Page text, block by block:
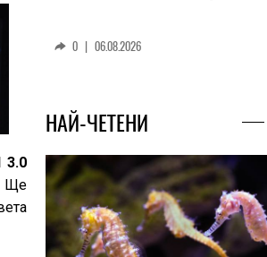
3.0
Ще
Ultra – ново име, познато
НАЙ-ЧЕТЕНИ